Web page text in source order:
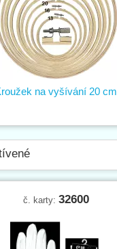
na vyšívání 20 cm
č. karty: 32600